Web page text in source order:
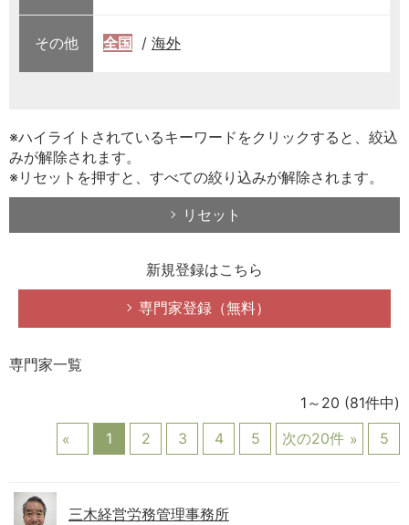
その他 全国 海外
※ハイライトされているキーワードをクリックすると、絞込
みが解除されます。
※リセットを押すと、すべての絞り込みが解除されます。
リセット
新規登録はこちら
専門家登録（無料）
専門家一覧
1～20 (81件中)
1
2 3 4 5 次の20件 5
三木経営労務管理事務所